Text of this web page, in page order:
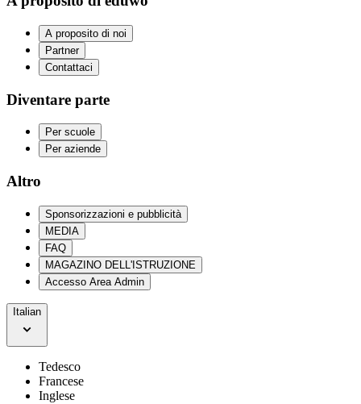
A proposito di noi
Partner
Contattaci
Diventare parte
Per scuole
Per aziende
Altro
Sponsorizzazioni e pubblicità
MEDIA
FAQ
MAGAZINO DELL'ISTRUZIONE
Accesso Area Admin
Italian
Tedesco
Francese
Inglese